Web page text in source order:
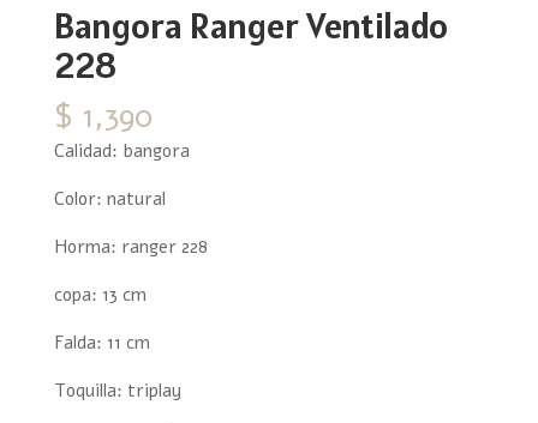
Bangora Ranger Ventilado
228
$ 1,390
Calidad: bangora
Color: natural
Horma: ranger 228
copa: 13 cm
Falda: 11 cm
Toquilla: triplay